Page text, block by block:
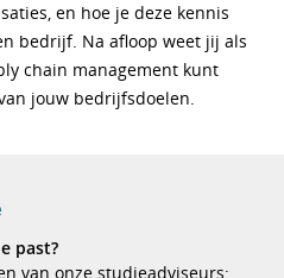
en hoe je deze kennis
bedrijf. Na afloop weet jij als
chain management kunt
jouw bedrijfsdoelen.
past?
van onze studieadviseurs: